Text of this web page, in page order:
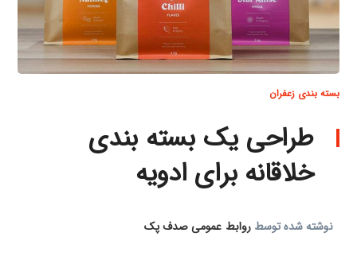
بسته بندی زعفران
طراحی یک بسته بندی
خلاقانه برای ادویه
نوشته شده توسطروابط عمومی صدف پک